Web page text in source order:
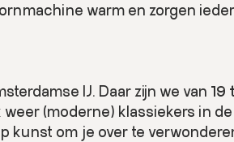
warm en zorgen
IJ. Daar zijn we van 19
(moderne) klassiekers in
kunst om je over te